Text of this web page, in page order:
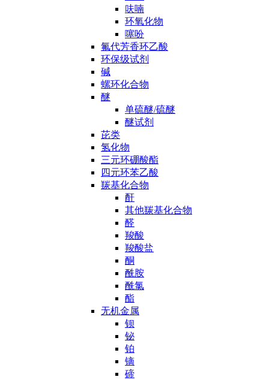
呋喃
环氧化物
噻吩
氟代芳香环乙酸
环保级试剂
碱
螺环化合物
醚
单硫醚/硫醚
醚试剂
芘类
氢化物
三元环硼酸酯
四元环苯乙酸
羰基化合物
酐
其他羰基化合物
醛
羧酸
羧酸盐
酮
酰胺
酰氯
酯
无机金属
钡
铋
铂
镝
碲